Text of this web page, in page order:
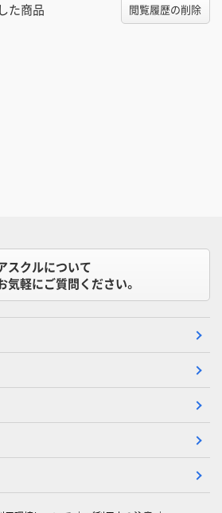
た商品 閲覧履歴の削除
スクルについて
気軽にご質問ください。